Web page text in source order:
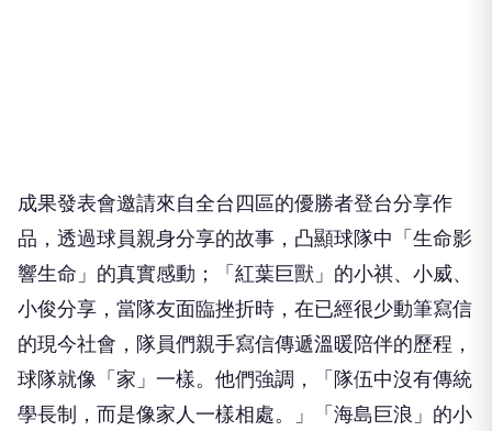
品，透過球員親身分享的故事，凸顯球隊中「生命影
響生命」的真實感動；「紅葉巨獸」的小祺 、小威、
小俊分享，當隊友面臨挫折時，在已經很少動筆寫信
的現今社會 ，隊員們親手寫信傳遞溫暖陪伴的歷程，
球隊就像「家」一樣。他們強調，「隊伍中沒有傳統
學長制，而是像家人一樣相處。 」
「海島巨浪」的小
忠分享，剛加入球隊時有些害羞害怕，從不敢開口到